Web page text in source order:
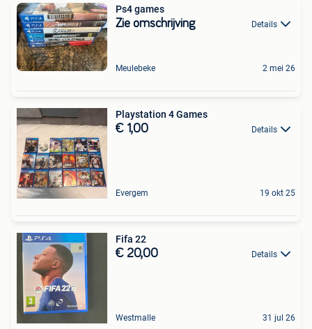
Ps4 games
Zie omschrijving Details
Meulebeke 2 mei 26
Playstation 4 Games
€ 1,00 Details
Evergem 19 okt 25
Fifa 22
€ 20,00 Details
Westmalle 31 jul 26